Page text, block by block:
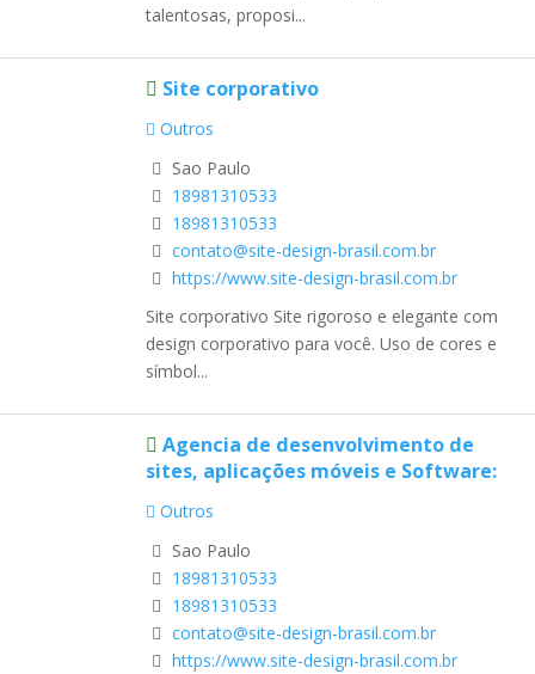
talentosas, proposi...
Site corporativo
Outros
Sao Paulo
18981310533
18981310533
contato@site-design-brasil.com.br
https://www.site-design-brasil.com.br
Site corporativo Site rigoroso e elegante com
design corporativo para você. Uso de cores e
símbol...
Agencia de desenvolvimento de
sites, aplicações móveis e Software:
Outros
Sao Paulo
18981310533
18981310533
contato@site-design-brasil.com.br
https://www.site-design-brasil.com.br